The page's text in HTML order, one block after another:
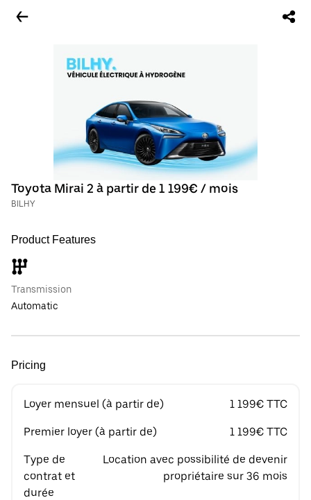
Toyota Mirai 2 à partir de 1 199€ / mois
BILHY
Product Features
Transmission
Automatic
Pricing
Loyer mensuel (à partir de) 1 199€ TTC
Premier loyer (à partir de) 1 199€ TTC
Type de
contrat et
durée
Location avec possibilité de devenir
propriétaire sur 36 mois